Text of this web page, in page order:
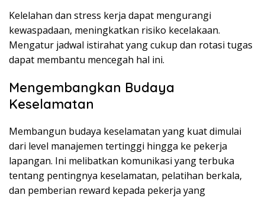
Kelelahan dan stress kerja dapat mengurangi
kewaspadaan, meningkatkan risiko kecelakaan.
Mengatur jadwal istirahat yang cukup dan rotasi tugas
dapat membantu mencegah hal ini.
Mengembangkan Budaya
Keselamatan
Membangun budaya keselamatan yang kuat dimulai
dari level manajemen tertinggi hingga ke pekerja
lapangan. Ini melibatkan komunikasi yang terbuka
tentang pentingnya keselamatan, pelatihan berkala,
dan pemberian reward kepada pekerja yang